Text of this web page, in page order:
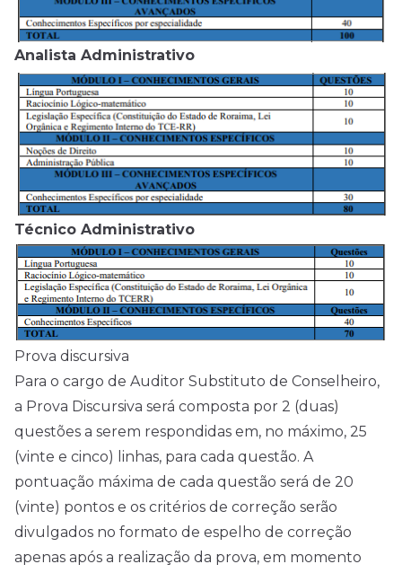
Analista Administrativo
Técnico Administrativo
Prova discursiva
Para o cargo de Auditor Substituto de Conselheiro,
a Prova Discursiva será composta por 2 (duas)
questões a serem respondidas em, no máximo, 25
(vinte e cinco) linhas, para cada questão. A
pontuação máxima de cada questão será de 20
(vinte) pontos e os critérios de correção serão
divulgados no formato de espelho de correção
apenas após a realização da prova, em momento